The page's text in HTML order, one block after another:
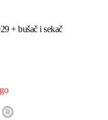
+ bušač i sekač